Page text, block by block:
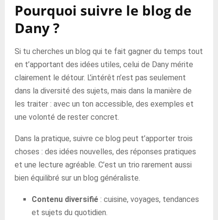
Pourquoi suivre le blog de
Dany ?
Si tu cherches un blog qui te fait gagner du temps tout
en t’apportant des idées utiles, celui de Dany mérite
clairement le détour. L’intérêt n’est pas seulement
dans la diversité des sujets, mais dans la manière de
les traiter : avec un ton accessible, des exemples et
une volonté de rester concret.
Dans la pratique, suivre ce blog peut t’apporter trois
choses : des idées nouvelles, des réponses pratiques
et une lecture agréable. C’est un trio rarement aussi
bien équilibré sur un blog généraliste.
Contenu diversifié : cuisine, voyages, tendances
et sujets du quotidien.